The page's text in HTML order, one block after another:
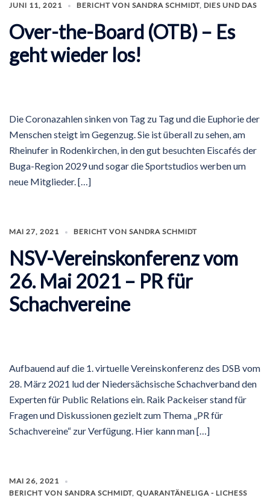
JUNI 11, 2021 BERICHT VON SANDRA SCHMIDT, DIES UND DAS
Over-the-Board (OTB) – Es
geht wieder los!
Die Coronazahlen sinken von Tag zu Tag und die Euphorie der
Menschen steigt im Gegenzug. Sie ist überall zu sehen, am
Rheinufer in Rodenkirchen, in den gut besuchten Eiscafés der
Buga-Region 2029 und sogar die Sportstudios werben um
neue Mitglieder. […]
MAI 27, 2021 BERICHT VON SANDRA SCHMIDT
NSV-Vereinskonferenz vom
26. Mai 2021 – PR für
Schachvereine
Aufbauend auf die 1. virtuelle Vereinskonferenz des DSB vom
28. März 2021 lud der Niedersächsische Schachverband den
Experten für Public Relations ein. Raik Packeiser stand für
Fragen und Diskussionen gezielt zum Thema „PR für
Schachvereine“ zur Verfügung. Hier kann man […]
MAI 26, 2021
BERICHT VON SANDRA SCHMIDT, QUARANTÄNELIGA - LICHESS